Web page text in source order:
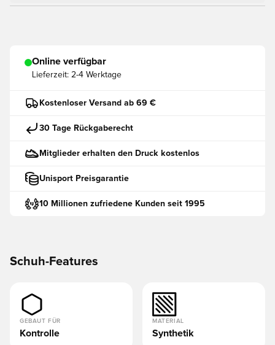
Online verfügbar
Lieferzeit: 2-4 Werktage
Kostenloser Versand ab 69 €
30 Tage Rückgaberecht
Mitglieder erhalten den Druck kostenlos
Unisport Preisgarantie
10 Millionen zufriedene Kunden seit 1995
Schuh-Features
GEBAUT FÜR
Kontrolle
MATERIAL
Synthetik